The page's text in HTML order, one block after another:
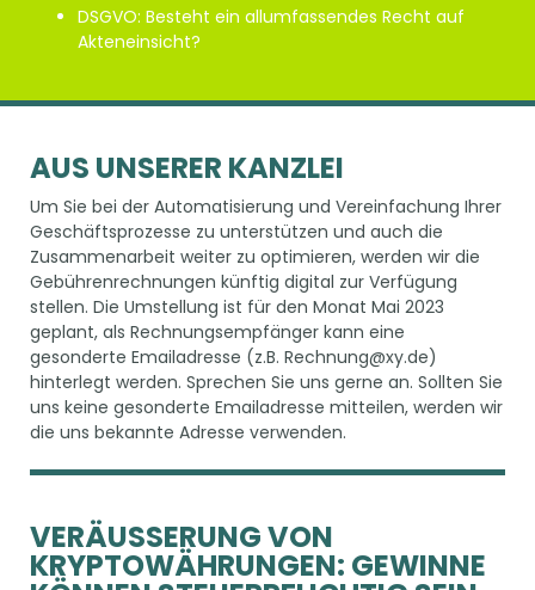
DSGVO: Besteht ein allumfassendes Recht auf
Akteneinsicht?
AUS UNSERER KANZLEI
Um Sie bei der Automatisierung und Vereinfachung Ihrer
Geschäftsprozesse zu unterstützen und auch die
Zusammenarbeit weiter zu optimieren, werden wir die
Gebührenrechnungen künftig digital zur Verfügung
stellen. Die Umstellung ist für den Monat Mai 2023
geplant, als Rechnungsempfänger kann eine
gesonderte Emailadresse (z.B. Rechnung@xy.de)
hinterlegt werden. Sprechen Sie uns gerne an. Sollten Sie
uns keine gesonderte Emailadresse mitteilen, werden wir
die uns bekannte Adresse verwenden.
VERÄUSSERUNG VON K
RYPTOWÄHRUNGEN: GEWINNE K